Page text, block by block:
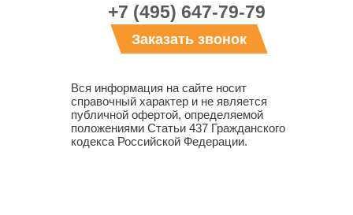
+7 (495) 647-79-79
Заказать звонок
Вся информация на сайте носит
справочный характер и не является
публичной офертой, определяемой
положениями Статьи 437 Гражданского
кодекса Российской Федерации.